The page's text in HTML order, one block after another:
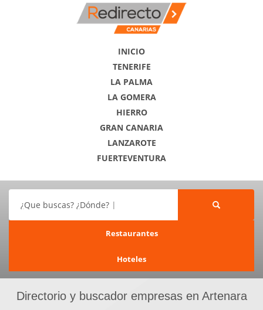
INICIO
TENERIFE
LA PALMA
LA GOMERA
HIERRO
GRAN CANARIA
LANZAROTE
FUERTEVENTURA
¿Que buscas? ¿Dónde?
Restaurantes
Hoteles
Directorio y buscador empresas en Artenara